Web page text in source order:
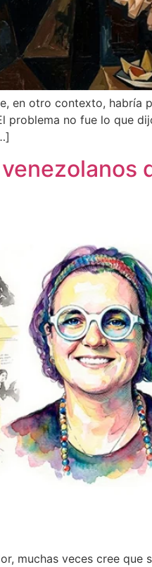
en otro contexto, habría
problema no fue lo que
muchas veces cree que